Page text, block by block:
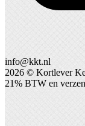
info@kkt.nl
2026 © Kortlever
21% BTW en